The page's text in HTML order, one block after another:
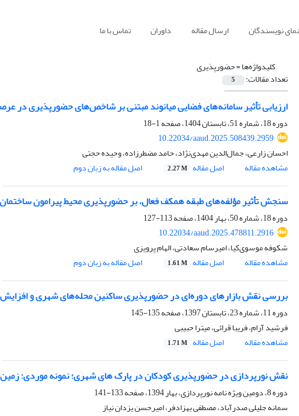
نویسندگان ارسال مقاله داوران تماس با ما
کلیدواژه‌ها =حضورپذیری
تعداد مقالات: 5
ارزیابی تأثیر سامانه‌های فضایی میانوند مبتنی بر شاخص‌های حضورپذیری در
دوره 18، شماره 51، تابستان 1404، صفحه
1-18
10.22034/aaud.2025.508439.2959
احسان زارعی، جمال‌الدین مهدی‌نژاد، حامد مضطرزاده، وحیده حجتی
مشاهده مقاله
اصل مقاله 2.27 M اصل مقاله به زبان دوم
سنجش تأثیر مؤلفه‌های طبقه همکف فعال، بر حضورپذیری محیط پیرامون
دوره 18، شماره 50، بهار 1404، صفحه
113-127
10.22034/aaud.2025.478811.2916
شکوفه موسوی‌کیا، امیرسام سعادتی، الهام پرویزی
مشاهده مقاله
اصل مقاله 1.61 M اصل مقاله به زبان دوم
بررسی نقش بازارهای دوره‌‌ای در حضورپذیری ساکنین محله‌های شهری و افزایش
دوره 11، شماره 23، تابستان 1397، صفحه
135-145
فرشید آرام، فریبا قرائی، میترا حبیبی
مشاهده مقاله
اصل مقاله 1.71 M
نقش نورپردازی در حضورپذیری کودکان در پارک های شهری؛ نمونه موردی:
دوره 8، دومین ویژه نامه نورپردازی، بهار 1394، صفحه
133-141
سمانه جلیلی صدرآباد، مصطفی بهزادفر، امیرحسن یزدان نیاز